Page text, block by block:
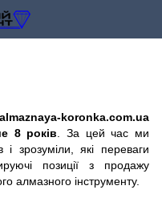
koronka.com.ua
8 років . За цей час ми
і зрозуміли, які переваги
позиції з продажу
алмазного інструменту.